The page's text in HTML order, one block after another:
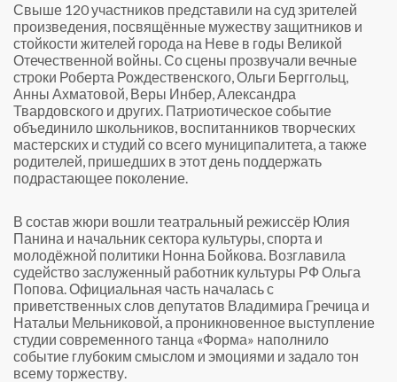
Свыше 120 участников представили на суд зрителей
произведения, посвящённые мужеству защитников и
стойкости жителей города на Неве в годы Великой
Отечественной войны. Со сцены прозвучали вечные
строки Роберта Рождественского, Ольги Берггольц,
Анны Ахматовой, Веры Инбер, Александра
Твардовского и других. Патриотическое событие
объединило школьников, воспитанников творческих
мастерских и студий со всего муниципалитета, а также
родителей, пришедших в этот день поддержать
подрастающее поколение.
В состав жюри вошли театральный режиссёр Юлия
Панина и начальник сектора культуры, спорта и
молодёжной политики Нонна Бойкова. Возглавила
судейство заслуженный работник культуры РФ Ольга
Попова. Официальная часть началась с
приветственных слов депутатов Владимира Гречица и
Натальи Мельниковой, а проникновенное выступление
студии современного танца «Форма» наполнило
событие глубоким смыслом и эмоциями и задало тон
всему торжеству.